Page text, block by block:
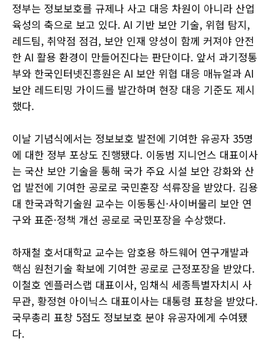
정부는 정보보호를 규제나 사고 대응 차원이 아니라 산업
육성의 축으로 보고 있다. AI 기반 보안 기술, 위협 탐지,
레드팀, 취약점 점검, 보안 인재 양성이 함께 커져야 안전
한 AI 활용 환경이 만들어진다는 판단이다. 앞서 과기정통
부와 한국인터넷진흥원은 AI 보안 위협 대응 매뉴얼과 AI
보안 레드티밍 가이드를 발간하며 현장 대응 기준도 제시
했다.
이날 기념식에서는 정보보호 발전에 기여한 유공자 35명
에 대한 정부 포상도 진행됐다. 이동범 지니언스 대표이사
는 국산 보안 기술을 통해 국가 주요 시설 보안 강화와 산
업 발전에 기여한 공로로 국민훈장 석류장을 받았다. 김용
대 한국과학기술원 교수는 이동통신·사이버물리 보안 연
구와 표준·정책 개선 공로로 국민포장을 수상했다.
하재철 호서대학교 교수는 암호용 하드웨어 연구개발과
핵심 원천기술 확보에 기여한 공로로 근정포장을 받았다.
이철호 엔플러스랩 대표이사, 임채식 세종특별자치시 사
무관, 황정현 아이닉스 대표이사는 대통령 표창을 받았다.
국무총리 표창 5점도 정보보호 분야 유공자에게 수여됐
다.